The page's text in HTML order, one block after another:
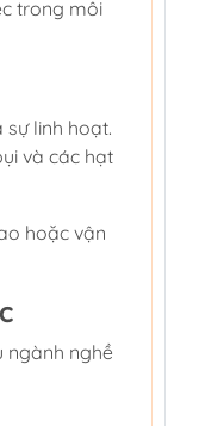
trong môi
sự linh hoạt.
và các hạt
hoặc vận
ngành nghề